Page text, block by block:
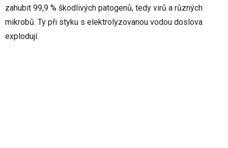
zahubit 99,9 % škodlivých patogenů, tedy virů a různých
mikrobů. Ty při styku s elektrolyzovanou vodou doslova
explodují.